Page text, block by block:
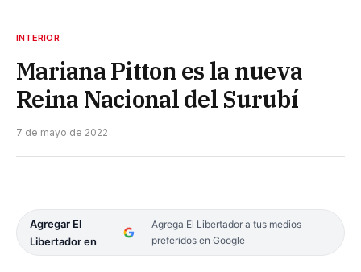
INTERIOR
Mariana Pitton es la nueva
Reina Nacional del Surubí
7 de mayo de 2022
Agregar El
Libertador en
Agrega El Libertador a tus medios
preferidos en Google